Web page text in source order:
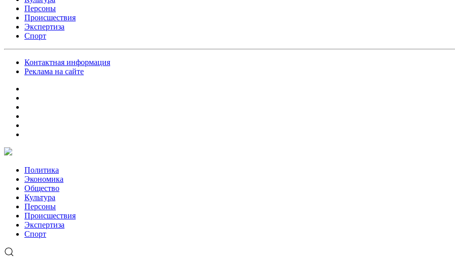
Персоны
Происшествия
Экспертиза
Спорт
Контактная информация
Реклама на сайте
Политика
Экономика
Общество
Культура
Персоны
Происшествия
Экспертиза
Спорт